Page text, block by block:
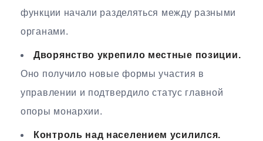
функции начали разделяться между разными
органами.
Дворянство укрепило местные позиции.
Оно получило новые формы участия в
управлении и подтвердило статус главной
опоры монархии.
Контроль над населением усилился.